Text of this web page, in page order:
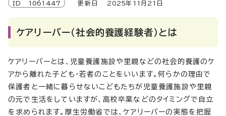
ID 1061447 更新日 2025年 11 月 21 日
ケアリーバー（社会的養護経験者）とは
ケアリーバーとは、児童養護施設や里親などの社会的養護のケ
アから離れた子ども・若者のことをいいます。何らかの理由で
保護者と一緒に暮らせないこどもたちが児童養護施設や里親
の元で生活をしていますが、高校卒業などのタイミングで自立
を求められます。厚生労働省では、ケアリーバーの実態を把握